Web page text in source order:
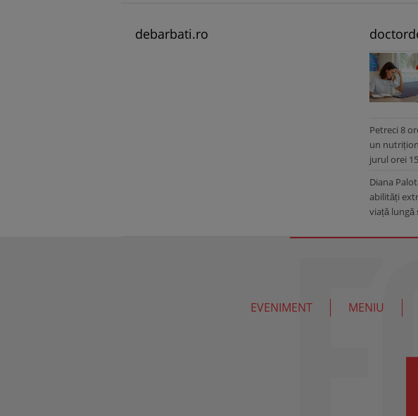
debarbati.ro
Petreci 8
un
jurul orei
Diana
abilități
viață lungă
EVENIMENT MENIU